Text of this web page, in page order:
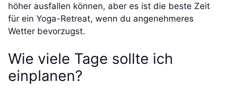
höher ausfallen können, aber es ist die beste Zeit
für ein Yoga-Retreat, wenn du angenehmeres
Wetter bevorzugst.
Wie viele Tage sollte ich
einplanen?